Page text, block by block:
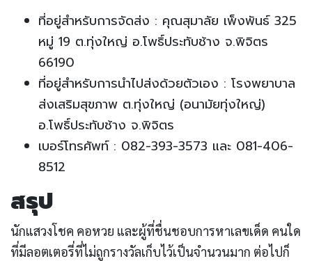
ที่อยู่สำหรับการจัดส่ง : คุณสุมาลัย เพ็งพันธ์ 325
หมู่ 19 ต.ทุ่งใหญ่ อ.โพธิ์ประทับช้าง จ.พิจิตร
66190
ที่อยู่สำหรับการนำไปส่งด้วยตัวเอง : โรงพยาบาล
ส่งเสริมสุขภาพ ต.ทุ่งใหญ่ (อนามัยทุ่งใหญ่)
อ.โพธิ์ประทับช้าง จ.พิจิตร
เบอร์โทรศัพท์ : 082-393-3573 และ 081-406-
8512
สรุป
นักแสวงโชค คอหวย และผู้ที่ชื่นชอบการหาเลขเด็ด คนใด
ที่มีลอตเตอรี่ที่ไม่ถูกรางวัลเก็บไว้เป็นจำนวนมาก ต่อไปก็